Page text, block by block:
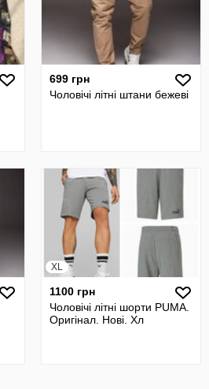
699 грн
Чоловічі літні штани бежеві
XL
1100 грн
Чоловічі літні шорти PUMA.
Оригінал. Нові. Хл